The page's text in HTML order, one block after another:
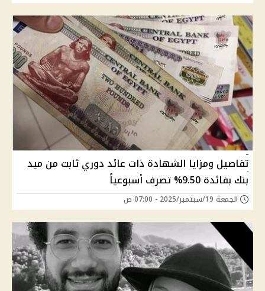
تفاصيل ومزايا الشهادة ذات عائد دوري ثابت من ميد
بنك بفائدة 9.50% تصرف أسبوعياً
الجمعة 19/سبتمبر/2025 - 07:00 ص